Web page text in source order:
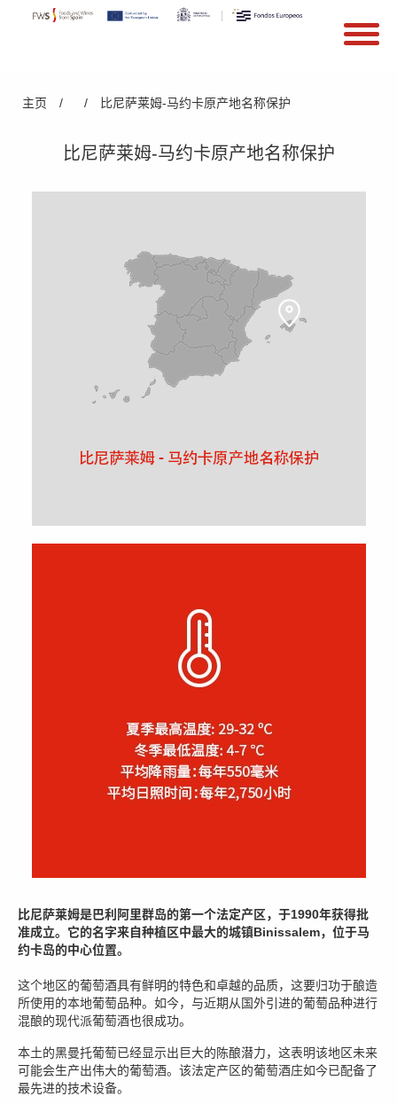
Search form
主页 / / 比尼萨莱姆-马约卡原产地名称保护
比尼萨莱姆-马约卡原产地名称保护
比尼萨莱姆是巴利阿里群岛的第一个法定产区，于1990年获得批
准成立。它的名字来自种植区中最大的城镇Binissalem，位于马
约卡岛的中心位置。
这个地区的葡萄酒具有鲜明的特色和卓越的品质，这要归功于酿造
所使用的本地葡萄品种。如今，与近期从国外引进的葡萄品种进行
混酿的现代派葡萄酒也很成功。
本土的黑曼托葡萄已经显示出巨大的陈酿潜力，这表明该地区未来
可能会生产出伟大的葡萄酒。该法定产区的葡萄酒庄如今已配备了
最先进的技术设备。